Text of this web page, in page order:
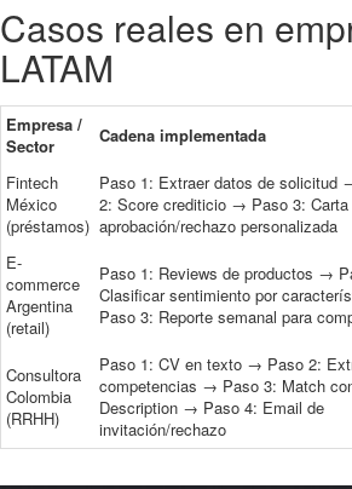
Casos reales en
LATAM
Empresa /
Sector
Cadena implementada
Fintech
México
(préstamos)
Paso 1: Extraer datos de solicitud
2: Score crediticio → Paso 3: Carta
aprobación/rechazo personalizada
E-
commerce
Argentina
(retail)
Paso 1: Reviews de productos →
Clasificar sentimiento por
Paso 3: Reporte semanal para
Consultora
Colombia
(RRHH)
Paso 1: CV en texto → Paso 2:
competencias → Paso 3: Match
Description → Paso 4: Email de
invitación/rechazo